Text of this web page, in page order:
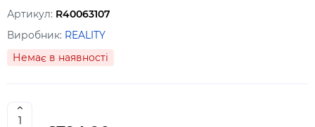
Артикул: R40063107
Виробник: REALITY
Немає в наявності